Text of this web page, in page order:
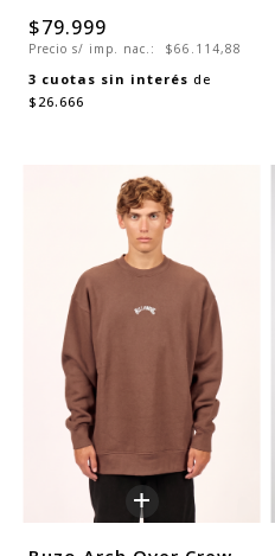
$79.999
Precio s/ imp. nac.: $66.114,88
3 cuotas sin interés de
$26.666
+